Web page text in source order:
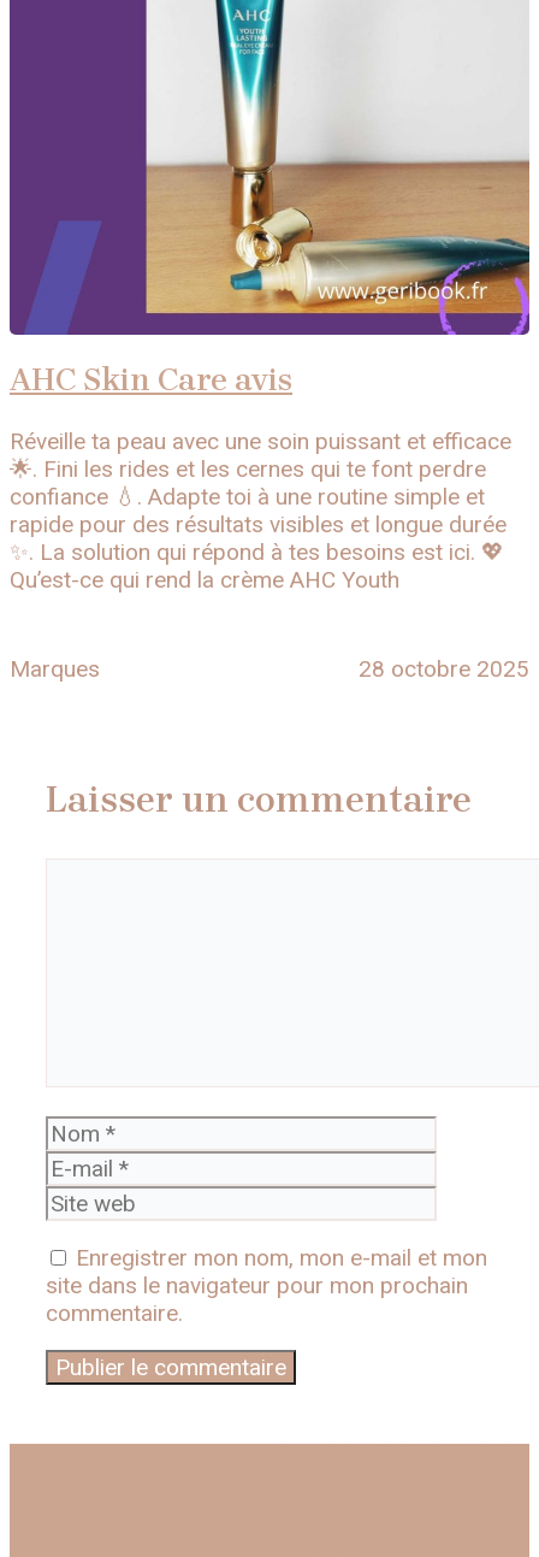
AHC Skin Care avis
Réveille ta peau avec une soin puissant et efficace
🌟. Fini les rides et les cernes qui te font perdre
confiance 💧. Adapte toi à une routine simple et
rapide pour des résultats visibles et longue durée
✨. La solution qui répond à tes besoins est ici. 💖
Qu’est-ce qui rend la crème AHC Youth
Marques 28 octobre 2025
Laisser un commentaire
Nom
mail
web
Enregistrer mon nom, mon e-mail et mon
site dans le navigateur pour mon prochain
commentaire.